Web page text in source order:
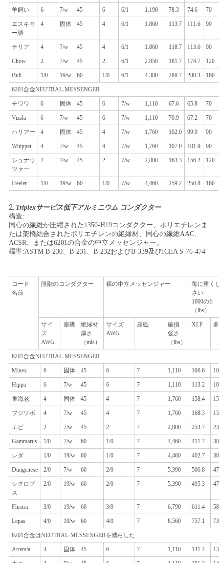
地
図
PRIVACY
POLICY
羊飼い 6 7/w 45 6 6/1 1.190 78.3 74.6 70
エスキモ
ー語
4 固体 45 4 6/1 1.860 113.7 111.6 90
テリア 4 7/w 45 4 6/1 1.860 118.7 113.6 90
Chow 2 7/w 45 2 6/1 2.850 181.7 174.7 120
Bull 1/0 19/w 60 1/0 6/1 4.380 288.7 280.3 160
6201合金NEUTRAL-MESSENGER
チワワ 6 固体 45 6 7/w 1,110 67.6 65.8 70
Vizsla 6 7/w 45 6 7/w 1,110 70.9 67.2 70
ハリアー 4 固体 45 4 7/w 1,760 102.0 99.9 90
Whippet 4 7/w 45 4 7/w 1,760 107.0 101.9 90
シュナウ
ツァー
2 7/w 45 2 7/w 2,800 163.3 156.2 120
Heeler 1/0 19/w 60 1/0 7/w 4,460 259.2 250.8 160
2. Triplexサービス低下アルミニウム コンダクター
構造:
同心の繊維か圧縮された1350-H19コンダクター、ポリエチレンま
たは架橋結合されたポリエチレンの絶縁材、同心の繊維AAC、
ACSR、または6201の合金の中立メッセンジャー。
標準:ASTM B-230、B-231、B-232およびB-339及びICEA S-76-474
コード
名前
段階のコンダクター 裸の中立メッセンジャー
每に重く
さい
1000のft
（lbs）
サイ
ズ
AWG
座礁
絶縁材
厚さ
（mls）
サイズ
AWG
座礁
破損
強さ
（lbs）
XLP 多
6201合金NEUTRAL-MESSENGER
Minex 6 固体 45 6 7 1,110 106.6
Hippa 6 7/w 45 6 7 1,110 113.2
車海老 4 固体 45 4 7 1,760 158.4
フジツボ 4 7/w 45 4 7 1,760 168.3
エビ 2 7/w 45 2 7 2,800 253.7
Gammarus 1/0 7/w 60 1/0 7 4,460 411.7
レダ 1/0 19/w 60 1/0 7 4,460 402.7
Dungenese 2/0 7/w 60 2/0 7 5,390 506.8
シクロプ
ス
2/0 19/w 60 2/0 7 5,390 495.3
Flustra 3/0 19/w 60 3/0 7 6,790 611.4
Lepas 4/0 19/w 60 4/0 7 8,560 757.1
6201合金はNEUTRAL-MESSENGERを減らした
Artemia 4 固体 45 6 7 1,110 141.4